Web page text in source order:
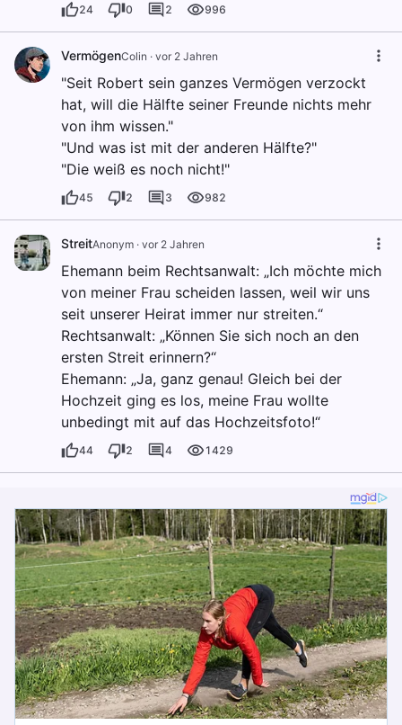
24 0 2 996
VermögenColin · vor 2 Jahren
"Seit Robert sein ganzes Vermögen verzockt
hat, will die Hälfte seiner Freunde nichts mehr
von ihm wissen."
"Und was ist mit der anderen Hälfte?"
"Die weiß es noch nicht!"
45 2 3 982
StreitAnonym · vor 2 Jahren
Ehemann beim Rechtsanwalt: „Ich möchte mich
von meiner Frau scheiden lassen, weil wir uns
seit unserer Heirat immer nur streiten.“
Rechtsanwalt: „Können Sie sich noch an den
ersten Streit erinnern?“
Ehemann: „Ja, ganz genau! Gleich bei der
Hochzeit ging es los, meine Frau wollte
unbedingt mit auf das Hochzeitsfoto!“
44 2 4 1429